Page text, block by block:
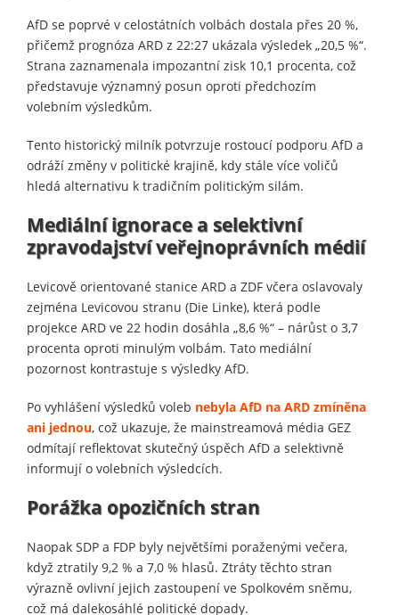
AfD se poprvé v celostátních volbách dostala přes 20 %,
přičemž prognóza ARD z 22:27 ukázala výsledek „20,5 %“.
Strana zaznamenala impozantní zisk 10,1 procenta, což
představuje významný posun oproti předchozím
volebním výsledkům.
Tento historický milník potvrzuje rostoucí podporu AfD a
odráží změny v politické krajině, kdy stále více voličů
hledá alternativu k tradičním politickým silám.
Mediální ignorace a selektivní
zpravodajství veřejnoprávních médií
Levicově orientované stanice ARD a ZDF včera oslavovaly
zejména Levicovou stranu (Die Linke), která podle
projekce ARD ve 22 hodin dosáhla „8,6 %“ – nárůst o 3,7
procenta oproti minulým volbám. Tato mediální
pozornost kontrastuje s výsledky AfD.
Po vyhlášení výsledků voleb nebyla AfD na ARD zmíněna
ani jednou, což ukazuje, že mainstreamová média GEZ
odmítají reflektovat skutečný úspěch AfD a selektivně
informují o volebních výsledcích.
Porážka opozičních stran
Naopak SDP a FDP byly největšími poraženými večera,
když ztratily 9,2 % a 7,0 % hlasů. Ztráty těchto stran
výrazně ovlivní jejich zastoupení ve Spolkovém sněmu,
což má dalekosáhlé politické dopady.